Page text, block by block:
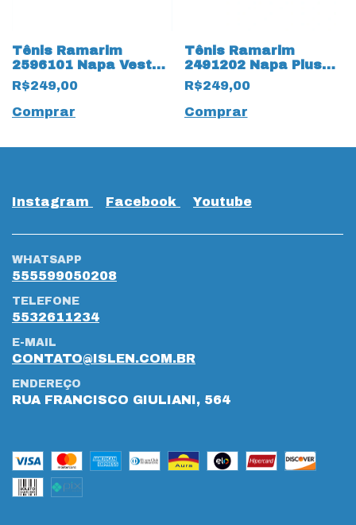
Tênis Ramarim
2596101 Napa Vest
18269 Preto
R$249,00
Comprar
Tênis Ramarim
2491202 Napa Plus
Branco com detalhes
17391 Ouro
R$249,00
Comprar
Instagram Facebook Youtube
WHATSAPP
555599050208
TELEFONE
5532611234
E-MAIL
CONTATO@ISLEN.COM.BR
ENDEREÇO
RUA FRANCISCO GIULIANI, 564